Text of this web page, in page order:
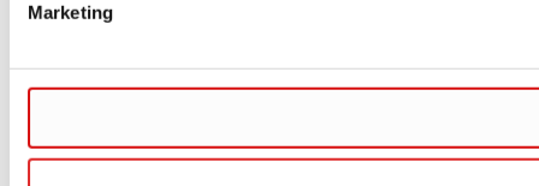
Marketing